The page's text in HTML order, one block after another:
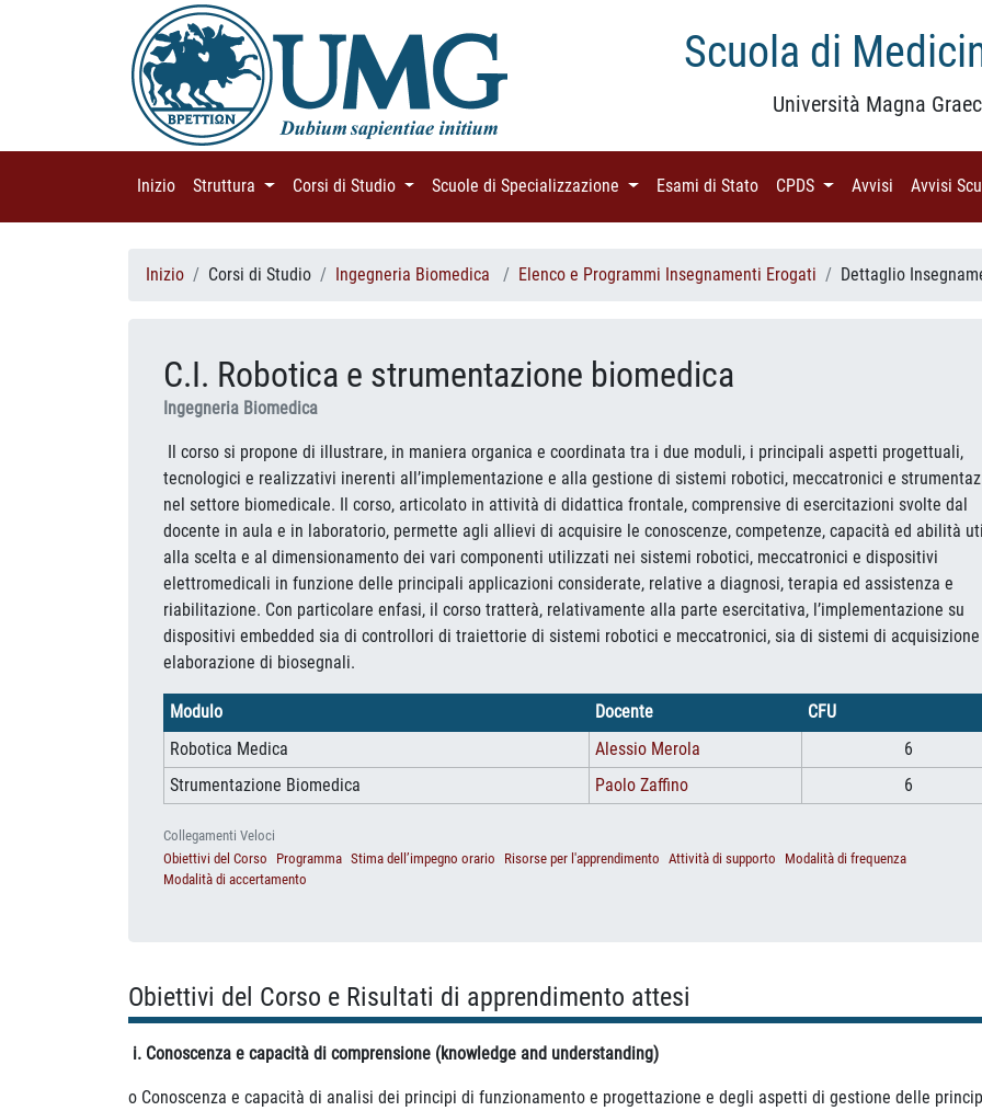
Scuola di
Università Magna
Inizio (current)
Struttura (current)Corsi di Studio (current)Scuole di Specializzazione (current)Esami di Stato (current)
CPDS (current)
Avvisi (current)
Avvisi
Inizio Corsi di Studio Ingegneria Biomedica Elenco e Programmi Insegnamenti Erogati Dettaglio
C.I. Robotica e strumentazione biomedica
Ingegneria Biomedica
Il corso si propone di illustrare, in maniera organica e coordinata tra i due moduli, i principali aspetti progettuali,
tecnologici e realizzativi inerenti all’implementazione e alla gestione di sistemi robotici, meccatronici e
nel settore biomedicale. Il corso, articolato in attività di didattica frontale, comprensive di esercitazioni svolte dal
docente in aula e in laboratorio, permette agli allievi di acquisire le conoscenze, competenze, capacità ed abilità
alla scelta e al dimensionamento dei vari componenti utilizzati nei sistemi robotici, meccatronici e dispositivi
elettromedicali in funzione delle principali applicazioni considerate, relative a diagnosi, terapia ed assistenza e
riabilitazione. Con particolare enfasi, il corso tratterà, relativamente alla parte esercitativa, l’implementazione su
dispositivi embedded sia di controllori di traiettorie di sistemi robotici e meccatronici, sia di sistemi di
elaborazione di biosegnali.
Modulo Docente
CFU
Robotica Medica
Alessio Merola
6
Strumentazione Biomedica
Paolo Zaffino 6
Collegamenti Veloci
Obiettivi del Corso
Programma Stima dell’impegno orario Risorse per l'apprendimento Attività di supporto
Modalità di frequenza
Modalità di accertamento
Obiettivi del Corso e Risultati di apprendimento attesi
i. Conoscenza e capacità di comprensione (knowledge and understanding)
o Conoscenza e capacità di analisi dei principi di funzionamento e progettazione e degli aspetti di gestione delle